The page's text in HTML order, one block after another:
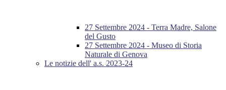
27 Settembre 2024 - Terra Madre, Salone
del Gusto
27 Settembre 2024 - Museo di Storia
Naturale di Genova
Le notizie dell' a.s. 2023-24